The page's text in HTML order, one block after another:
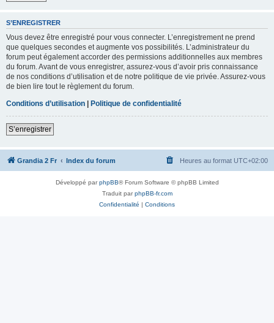
S’ENREGISTRER
Vous devez être enregistré pour vous connecter. L’enregistrement ne prend
que quelques secondes et augmente vos possibilités. L’administrateur du
forum peut également accorder des permissions additionnelles aux membres
du forum. Avant de vous enregistrer, assurez-vous d’avoir pris connaissance
de nos conditions d’utilisation et de notre politique de vie privée. Assurez-vous
de bien lire tout le règlement du forum.
Conditions d’utilisation | Politique de confidentialité
S’enregistrer
Grandia 2 Fr Index du forum Heures au format UTC+02:00
Développé parphpBB® Forum Software © phpBB Limited
Traduit parphpBB-fr.com
Confidentialité | Conditions